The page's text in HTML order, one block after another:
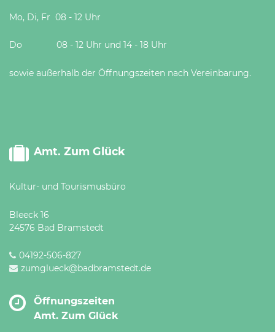
Mo, Di, Fr 08 - 12 Uhr
Do 08 - 12 Uhr und 14 - 18 Uhr
sowie außerhalb der Öffnungszeiten nach Vereinbarung.
Amt. Zum Glück
Kultur- und Tourismusbüro
Bleeck 16
24576 Bad Bramstedt
04192-506-827
zumglueck@badbramstedt.de
Öffnungszeiten
Amt. Zum Glück